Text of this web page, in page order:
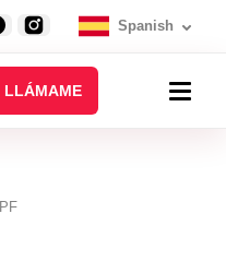
Spanish
LLÁMAME
IPF